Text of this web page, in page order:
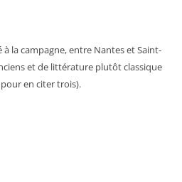
la campagne, entre Nantes et Saint-
et de littérature plutôt classique
en citer trois).